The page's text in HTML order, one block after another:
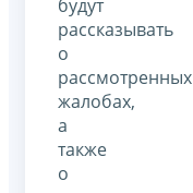
будут
рассказывать
о
рассмотренных
жалобах,
а
также
о